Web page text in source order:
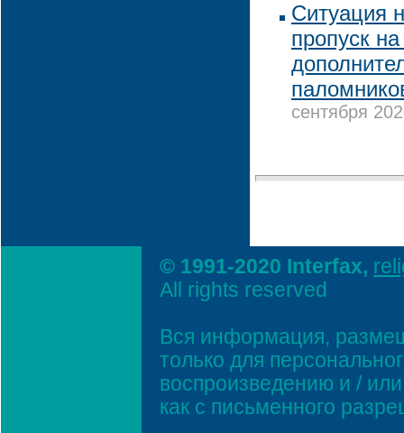
Ситуация
пропуск
сентября
© 1991-2020 Interfax,
All rights reserved
Вся информация,
только для
воспроизведению и /
как с письменного